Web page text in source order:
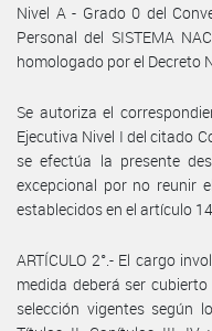
Nivel A - Grado 0 del
Personal del SISTEMA
homologado por el Decreto
Se autoriza el
Ejecutiva Nivel I del citado
se efectúa la presente
excepcional por no reunir
establecidos en el artículo
ARTÍCULO 2°.- El cargo
medida deberá ser
selección vigentes según